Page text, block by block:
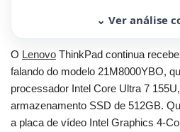
⌄ Ver análise
O Lenovo ThinkPad continua
falando do modelo 21M8000YBO,
processador Intel Core Ultra 7
armazenamento SSD de 512GB.
a placa de vídeo Intel Graphics 4-